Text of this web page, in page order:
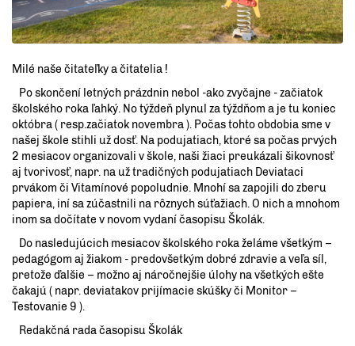
Milé naše čitateľky a čitatelia !
Po skončení letných prázdnin nebol -ako zvyčajne - začiatok
školského roka ľahký. No týždeň plynul za týždňom a je tu koniec
októbra ( resp.začiatok novembra ). Počas tohto obdobia sme v
našej škole stihli už dosť. Na podujatiach, ktoré sa počas prvých
2 mesiacov organizovali v škole, naši žiaci preukázali šikovnosť
aj tvorivosť, napr. na už tradičných podujatiach Deviataci
prvákom či Vitamínové popoludnie. Mnohí sa zapojili do zberu
papiera, iní sa zúčastnili na rôznych súťažiach. O nich a mnohom
inom sa dočítate v novom vydaní časopisu Školák.
Do nasledujúcich mesiacov školského roka želáme všetkým –
pedagógom aj žiakom - predovšetkým dobré zdravie a veľa síl,
pretože ďalšie – možno aj náročnejšie úlohy na všetkých ešte
čakajú ( napr. deviatakov prijímacie skúšky či Monitor –
Testovanie 9 ).
Redakčná rada časopisu Školák